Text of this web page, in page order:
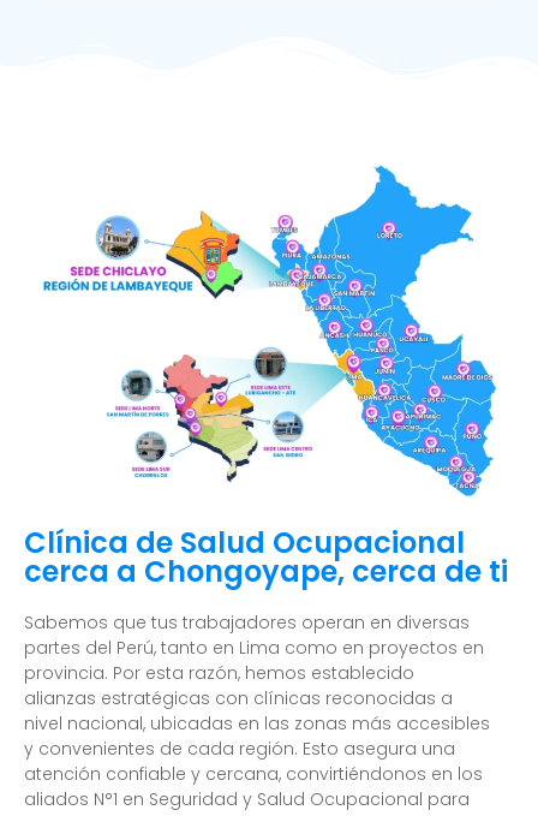
Clínica de Salud Ocupacional
cerca a Chongoyape, cerca de ti
Sabemos que tus trabajadores operan en diversas
partes del Perú, tanto en Lima como en proyectos en
provincia. Por esta razón, hemos establecido
alianzas estratégicas con clínicas reconocidas a
nivel nacional, ubicadas en las zonas más accesibles
y convenientes de cada región. Esto asegura una
atención confiable y cercana, convirtiéndonos en los
aliados N°1 en Seguridad y Salud Ocupacional para